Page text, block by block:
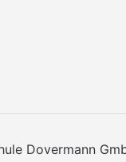
Dovermann